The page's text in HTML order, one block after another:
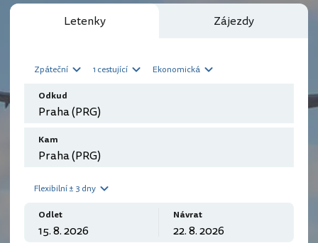
Letenky Zájezdy
Zpáteční 1 cestující Ekonomická
Odkud
Kam
Flexibilní ± 3 dny
Odlet Návrat